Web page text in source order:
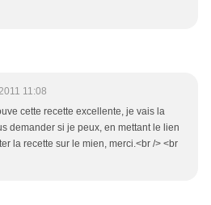
11:08
cette recette excellente, je vais la
demander si je peux, en mettant le lien
la recette sur le mien, merci.<br /> <br